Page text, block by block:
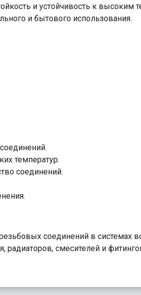
и устойчивость к
и бытового использования.
температур.
соединений.
соединений в системах
радиаторов, смесителей и